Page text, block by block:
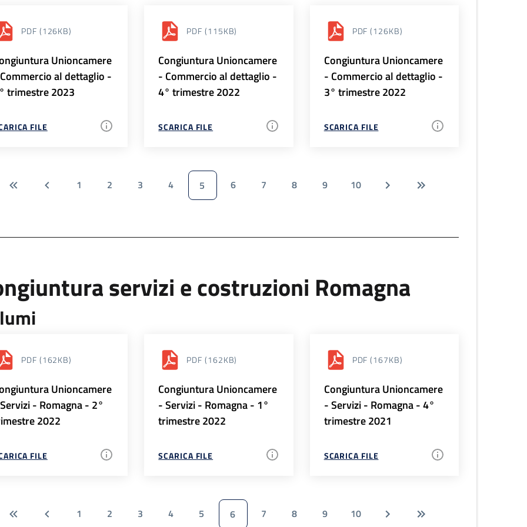
PDF (126KB)
Unioncamere
al dettaglio -
trimestre 2023
FILE
PDF (115KB)
Congiuntura Unioncamere
- Commercio al dettaglio -
4° trimestre 2022
SCARICA FILE
PDF (126KB)
Congiuntura Unioncamere
- Commercio al dettaglio -
3° trimestre 2022
SCARICA FILE
1 2 3 4 5 6 7 8 9 10
servizi e costruzioni Romagna
PDF (162KB)
Unioncamere
- Romagna - 2°
2022
FILE
PDF (162KB)
Congiuntura Unioncamere
- Servizi - Romagna - 1°
trimestre 2022
SCARICA FILE
PDF (167KB)
Congiuntura Unioncamere
- Servizi - Romagna - 4°
trimestre 2021
SCARICA FILE
1 2 3 4 5 6 7 8 9 10